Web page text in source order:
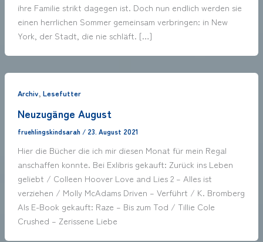
ihre Familie strikt dagegen ist. Doch nun endlich werden sie
einen herrlichen Sommer gemeinsam verbringen: in New
York, der Stadt, die nie schläft. […]
Archiv, Lesefutter
Neuzugänge August
fruehlingskindsarah / 23. August 2021
Hier die Bücher die ich mir diesen Monat für mein Regal
anschaffen konnte. Bei Exlibris gekauft: Zurück ins Leben
geliebt / Colleen Hoover Love and Lies 2 – Alles ist
verziehen / Molly McAdams Driven – Verführt / K. Bromberg
Als E-Book gekauft: Raze – Bis zum Tod / Tillie Cole
Crushed – Zerissene Liebe